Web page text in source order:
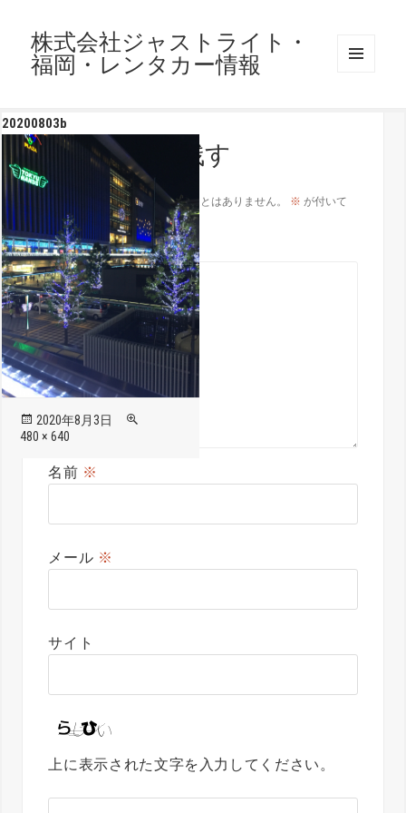
株式会社ジャストライト・
福岡・レンタカー情報
20200803b
投
稿
2020年8月3日
ズ
480 × 640
コメントを残す
メールアドレスが公開されることはありません。 ※ が付いて
いる欄は必須項目です
コメント※
名前 ※
メール ※
サイト
上に表示された文字を入力してください。